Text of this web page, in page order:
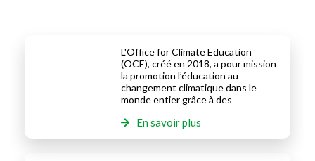
L'Office for Climate Education
(OCE), créé en 2018, a pour mission
la promotion l’éducation au
changement climatique dans le
monde entier grâce à des
qualité ainsi que la conception et la
En savoir plus